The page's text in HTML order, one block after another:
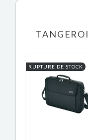
RUPTURE DE STOCK